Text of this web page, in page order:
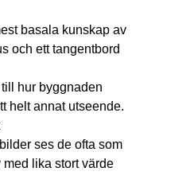
basala kunskap av
och ett tangentbord
hur byggnaden
helt annat utseende.
ses de ofta som
lika stort värde